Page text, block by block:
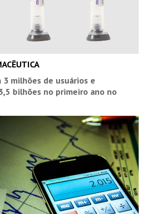
3 milhões de usuários e
bilhões no primeiro ano no